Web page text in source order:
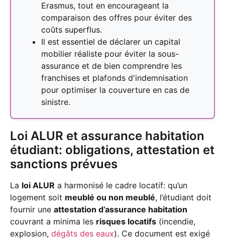
Erasmus, tout en encourageant la
comparaison des offres pour éviter des
coûts superflus.
Il est essentiel de déclarer un capital
mobilier réaliste pour éviter la sous-
assurance et de bien comprendre les
franchises et plafonds d'indemnisation
pour optimiser la couverture en cas de
sinistre.
Loi ALUR et assurance habitation
étudiant: obligations, attestation et
sanctions prévues
La loi ALUR a harmonisé le cadre locatif: qu’un
logement soit meublé ou non meublé, l’étudiant doit
fournir une attestation d’assurance habitation
couvrant a minima les risques locatifs (incendie,
explosion, dégâts des eaux). Ce document est exigé